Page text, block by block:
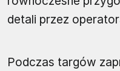
detali przez
Podczas targów